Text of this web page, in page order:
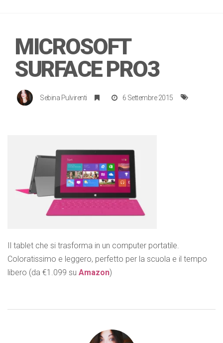
MICROSOFT
SURFACE PRO3
Sebina Pulvirenti 6 Settembre 2015
Il tablet che si trasforma in un computer portatile.
Coloratissimo e leggero, perfetto per la scuola e il tempo
libero (da €1.099 su Amazon)